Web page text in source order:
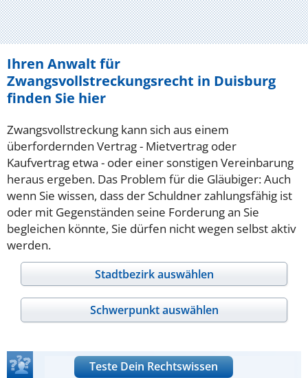
Ihren Anwalt für
Zwangsvollstreckungsrecht in Duisburg
finden Sie hier
Zwangsvollstreckung kann sich aus einem
überfordernden Vertrag - Mietvertrag oder
Kaufvertrag etwa - oder einer sonstigen Vereinbarung
heraus ergeben. Das Problem für die Gläubiger: Auch
wenn Sie wissen, dass der Schuldner zahlungsfähig ist
oder mit Gegenständen seine Forderung an Sie
begleichen könnte, Sie dürfen nicht wegen selbst aktiv
werden.
Stadtbezirk auswählen
Schwerpunkt auswählen
Teste Dein Rechtswissen